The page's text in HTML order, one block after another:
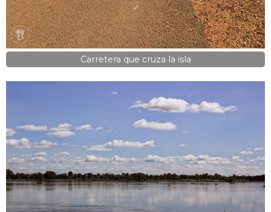
Carretera que cruza la isla